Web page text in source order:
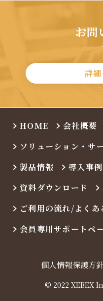
お問
詳
HOME 会社概要
ソリューション・サ
製品情報
導入事例
資料ダウンロード
ご利用の流れ/よくあ
会員専用サポートペ
個人情報保護方
© 2022 XEBEX